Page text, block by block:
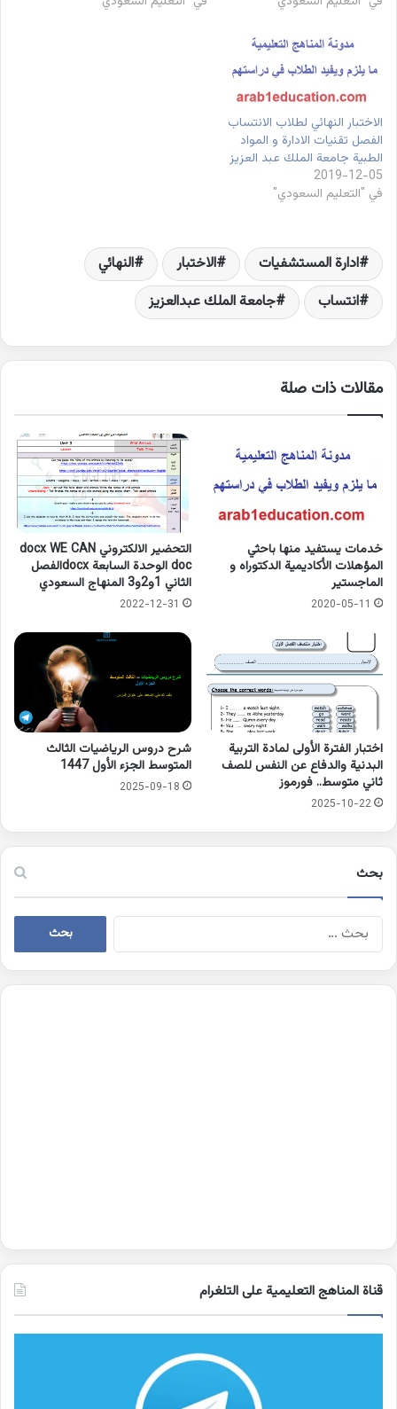
الاختبار النهائي لطلاب الانتساب
الفصل تقنيات الادارة و المواد
الطبية جامعة الملك عبد العزيز
2019-12-05
في "التعليم السعودي"
ادارة المستشفيات الاختبار
النهائي
انتساب
جامعة الملك عبدالعزيز
مقالات ذات صلة
خدمات يستفيد منها باحثي
المؤهلات الأكاديمية الدكتوراه و
الماجستير
2020-05-11
التحضير الالكتروني docx WE CAN
doc الوحدة السابعة docxالفصل
الثاني 1و2و3 المنهاج السعودي
2022-12-31
اختبار الفترة الأولى لمادة التربية
البدنية والدفاع عن النفس للصف
ثاني متوسط.. فورموز
2025-10-22
شرح دروس الرياضيات الثالث
المتوسط الجزء الأول 1447
2025-09-18
بحث
البحث
قناة المناهج التعليمية على التلغرام